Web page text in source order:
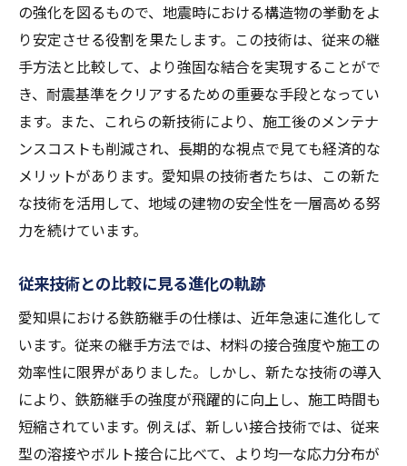
の強化を図るもので、地震時における構造物の挙動をよ
り安定させる役割を果たします。この技術は、従来の継
手方法と比較して、より強固な結合を実現することがで
き、耐震基準をクリアするための重要な手段となってい
ます。また、これらの新技術により、施工後のメンテナ
ンスコストも削減され、長期的な視点で見ても経済的な
メリットがあります。愛知県の技術者たちは、この新た
な技術を活用して、地域の建物の安全性を一層高める努
力を続けています。
従来技術との比較に見る進化の軌跡
愛知県における鉄筋継手の仕様は、近年急速に進化して
います。従来の継手方法では、材料の接合強度や施工の
効率性に限界がありました。しかし、新たな技術の導入
により、鉄筋継手の強度が飛躍的に向上し、施工時間も
短縮されています。例えば、新しい接合技術では、従来
型の溶接やボルト接合に比べて、より均一な応力分布が